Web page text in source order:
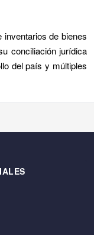
inventarios de bienes
conciliación jurídica
del país y múltiples